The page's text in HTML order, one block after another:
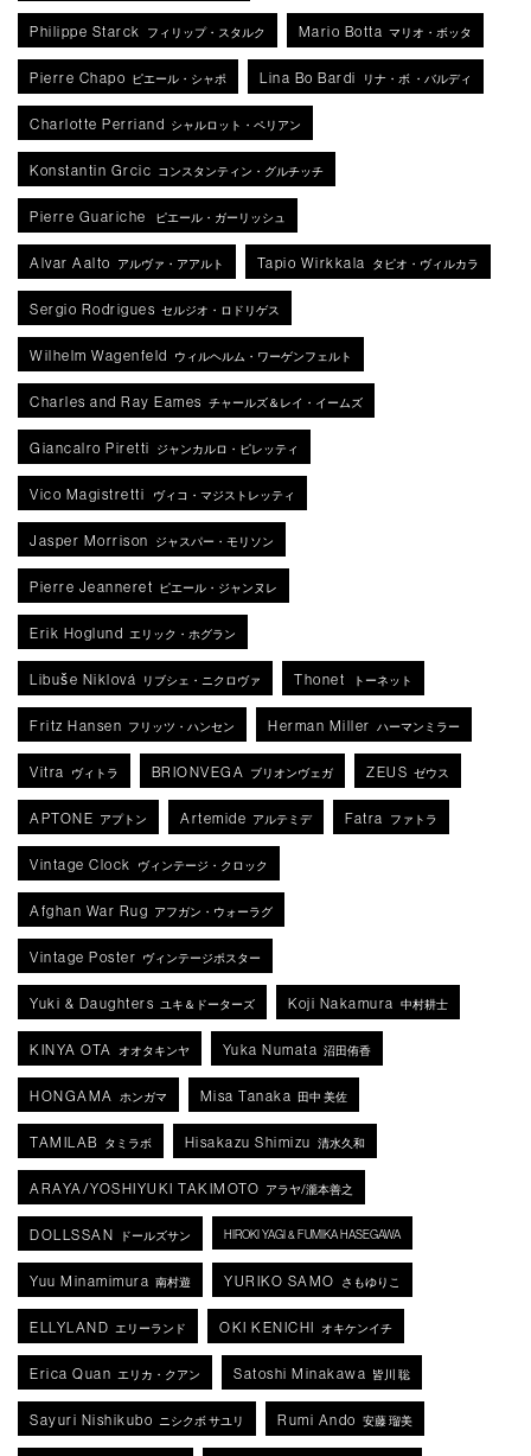
Philippe Starck フィリップ・スタルク Mario Botta マリオ・ボッタ
Pierre Chapo ピエール・シャポ Lina Bo Bardi リナ・ボ ・バルディ
Charlotte Perriand シャルロット・ペリアン
Konstantin Grcic コンスタンティン・グルチッチ
Pierre Guariche ピエール・ガーリッシュ
Alvar Aalto アルヴァ・アアルト Tapio Wirkkala タピオ・ヴィルカラ
Sergio Rodrigues セルジオ・ロドリゲス
Wilhelm Wagenfeld ウィルヘルム・ワーゲンフェルト
Charles and Ray Eames チャールズ＆レイ・イームズ
Giancalro Piretti ジャンカルロ・ピレッティ
Vico Magistretti ヴィコ・マジストレッティ
Jasper Morrison ジャスパー・モリソン
Pierre Jeanneret ピエール・ジャンヌレ
Erik Hoglund エリック・ホグラン
Libuše Niklová リブシェ・ニクロヴァ Thonet トーネット
Fritz Hansen フリッツ・ハンセン Herman Miller ハーマンミラー
Vitra ヴィトラ BRIONVEGA ブリオンヴェガ ZEUS ゼウス
APTONE アプトン Artemide アルテミデ Fatra ファトラ
Vintage Clock ヴィンテージ・クロック
Afghan War Rug アフガン・ウォーラグ
Vintage Poster ヴィンテージポスター
Yuki & Daughters ユキ＆ドーターズ Koji Nakamura 中村耕士
KINYA OTA オオタキンヤ Yuka Numata 沼田侑香
HONGAMA ホンガマ Misa Tanaka 田中 美佐
TAMILAB タミラボ Hisakazu Shimizu 清水久和
ARAYA/YOSHIYUKI TAKIMOTO アラヤ/瀧本善之
DOLLSSAN ドールズサン HIROKI YAGI & FUMIKA HASEGAWA
Yuu Minamimura 南村遊 YURIKO SAMO さもゆりこ
ELLYLAND エリーランド OKI KENICHI オキケンイチ
Erica Quan エリカ・クアン Satoshi Minakawa 皆川 聡
Sayuri Nishikubo ニシクボ サユリ Rumi Ando 安藤 瑠美